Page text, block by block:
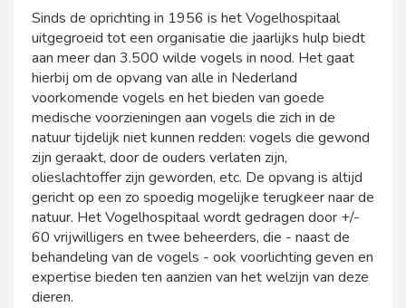
Sinds de oprichting in 1956 is het Vogelhospitaal
uitgegroeid tot een organisatie die jaarlijks hulp biedt
aan meer dan 3.500 wilde vogels in nood. Het gaat
hierbij om de opvang van alle in Nederland
voorkomende vogels en het bieden van goede
medische voorzieningen aan vogels die zich in de
natuur tijdelijk niet kunnen redden: vogels die gewond
zijn geraakt, door de ouders verlaten zijn,
olieslachtoffer zijn geworden, etc. De opvang is altijd
gericht op een zo spoedig mogelijke terugkeer naar de
natuur. Het Vogelhospitaal wordt gedragen door +/-
60 vrijwilligers en twee beheerders, die - naast de
behandeling van de vogels - ook voorlichting geven en
expertise bieden ten aanzien van het welzijn van deze
dieren.